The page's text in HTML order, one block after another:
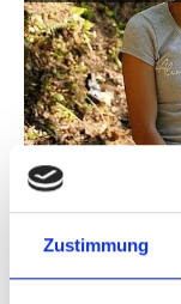
Zustimmung
Wie